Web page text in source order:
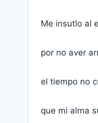
Me insutlo al
por no aver
el tiempo no
que mi alma